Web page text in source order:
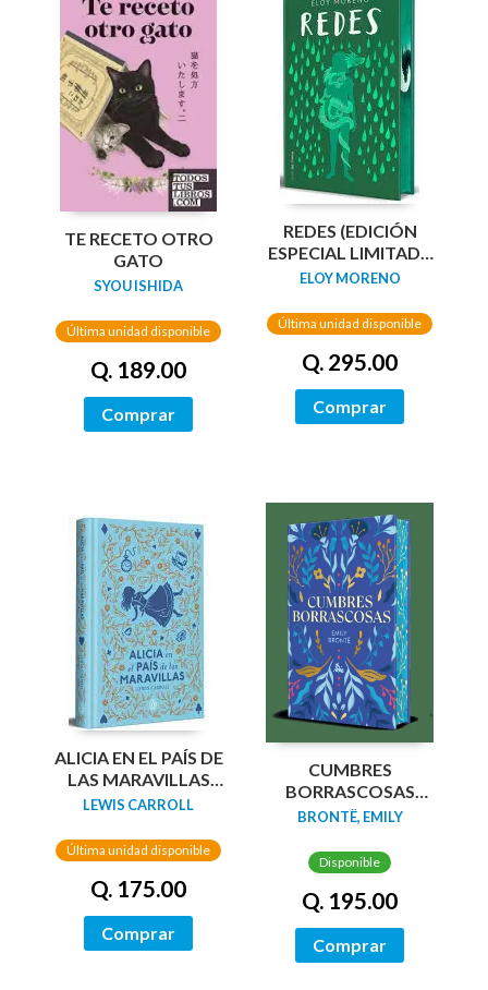
TE RECETO OTRO
GATO
SYOU ISHIDA
Última unidad disponible
Q. 189.00
Comprar
REDES (EDICIÓN
ESPECIAL LIMITADA
GUARDAS DRAGÓN)
ELOY MORENO
Última unidad disponible
Q. 295.00
Comprar
ALICIA EN EL PAÍS DE
LAS MARAVILLAS
(EDICIÓN LIMITADA
PINTADOS)
LEWIS CARROLL
Última unidad disponible
Q. 175.00
Comprar
CUMBRES
BORRASCOSAS
(EDICION LIMITADA
TINTADOS)
BRONTË, EMILY
Disponible
Q. 195.00
Comprar